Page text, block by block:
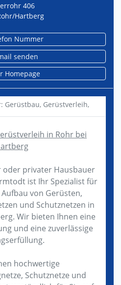
406
Hartberg
Nummer
senden
Homepage
Gerüstbau, Gerüstverleih,
in Rohr bei
oder privater Hausbauer
ist Ihr Spezialist für
von Gerüsten,
und Schutznetzen in
Wir bieten Ihnen eine
und eine zuverlässige
hochwertige
Schutznetze und